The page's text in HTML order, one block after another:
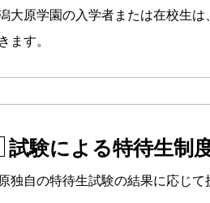
大原学園の入学者または在校生
ます。
試験による特待生制
独自の特待生試験の結果に応じて